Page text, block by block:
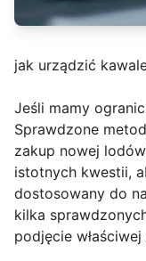
jak urządzić
Jeśli mamy
Sprawdzone
zakup nowej
istotnych kwestii,
dostosowany do
kilka
podjęcie